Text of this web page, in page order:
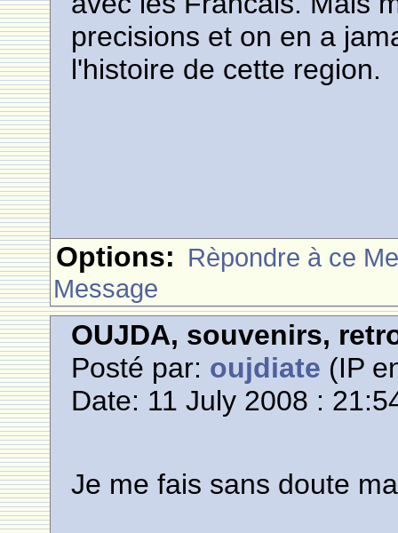
precisions et on en a
l'histoire de cette region.
Options: Rèpondre à ce
Message
OUJDA, souvenirs,
Posté par: oujdiate (IP
Date: 11 July 2008 :
Je me fais sans doute